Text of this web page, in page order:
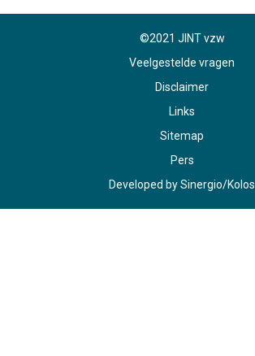
©2021 JINT vzw
Veelgestelde vragen
Disclaimer
Links
Sitemap
Pers
Developed bySinergio/Kolos